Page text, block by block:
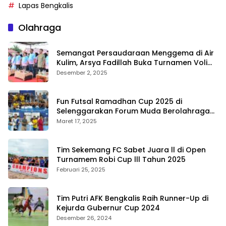
Lapas Bengkalis
Olahraga
Semangat Persaudaraan Menggema di Air
Kulim, Arsya Fadillah Buka Turnamen Voli
Bermasa Cup II
Desember 2, 2025
Fun Futsal Ramadhan Cup 2025 di
Selenggarakan Forum Muda Berolahraga
Bengkalis
Maret 17, 2025
Tim Sekemang FC Sabet Juara ll di Open
Turnamem Robi Cup lll Tahun 2025
Februari 25, 2025
Tim Putri AFK Bengkalis Raih Runner-Up di
Kejurda Gubernur Cup 2024
Desember 26, 2024